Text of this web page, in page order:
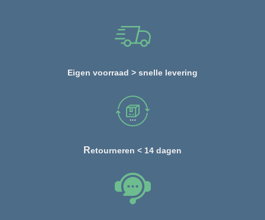
Eigen voorraad > snelle levering
Retourneren < 14 dagen